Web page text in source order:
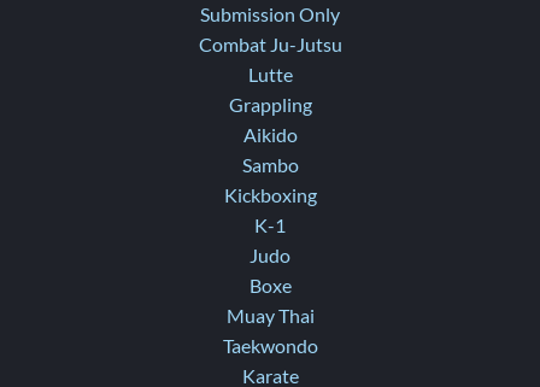
Submission Only
Combat Ju-Jutsu
Lutte
Grappling
Aikido
Sambo
Kickboxing
K-1
Judo
Boxe
Muay Thai
Taekwondo
Karate